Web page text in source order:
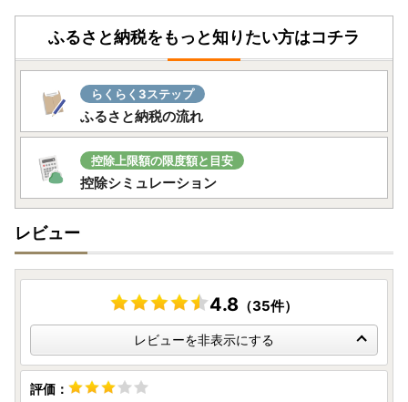
【返礼品のお届けについて】
・返礼品につきましては、提供事業者より直接お届け致しま
なお、納期につきましては、返礼品によって異なりますの
で、商品ページをご確認ください。
（状況によっては、お申込み過多により掲載の配送期日より
お時間がかかる場合がございますので、予めご了承くださ
い。）
発送が完了いたしましたら、メールにてお荷物の問い合わせ
番号をお知らせいたします。
出荷のタイミングによって、返礼品の到着とメールが前後す
※お名前に旧字体または機種依存文字などが含まれている場
合、当市からお送りするメールにおいて、システム上一部の
メールソフトにて文字化けが発生する可能性がございます。
何卒ご了承ください。
ふるさと納税をもっと知りたい方はコチラ
らくらく3ステップ
ふるさと納税の流れ
控除上限額の限度額と目安
控除シミュレーション
レビュー
4.8 （35件）
レビューを非表示にする